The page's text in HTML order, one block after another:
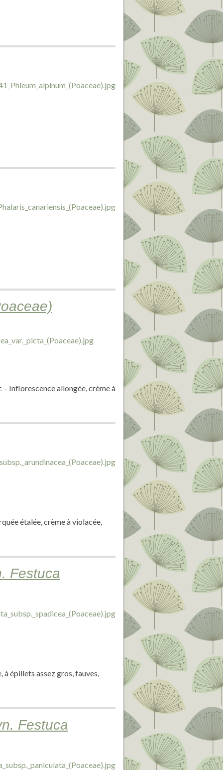
Inflorescence allongée, crème à
étalée, crème à violacée,
Festuca
à épillets assez gros, fauves,
Festuca